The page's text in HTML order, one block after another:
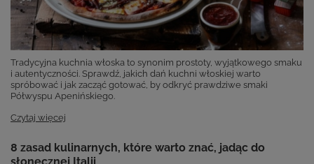
Tradycyjna kuchnia włoska to synonim prostoty, wyjątkowego smaku
i autentyczności. Sprawdź, jakich dań kuchni włoskiej warto
spróbować i jak zacząć gotować, by odkryć prawdziwe smaki
Półwyspu Apenińskiego.
Czytaj więcej
8 zasad kulinarnych, które warto znać, jadąc do